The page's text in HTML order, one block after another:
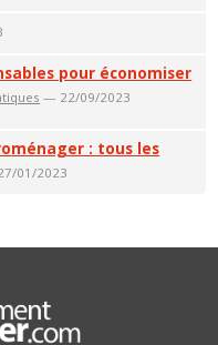
pour économiser
— 22/09/2023
: tous les
01/2023